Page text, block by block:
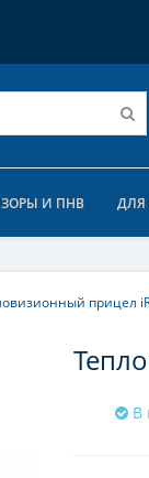
И ПНВ ДЛЯ
прицел
В